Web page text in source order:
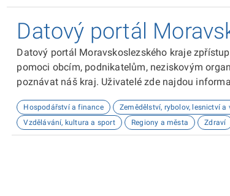
Datový portál
Datový portál Moravskoslezského kraje
pomoci obcím, podnikatelům, neziskovým
poznávat náš kraj. Uživatelé zde najdou
Hospodářství a finance Zemědělství, rybolov, lesnictví a
Vzdělávání, kultura a sport
Regiony a města Zdraví